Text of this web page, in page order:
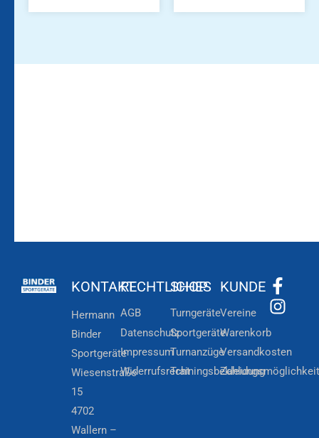
KONTAKT
Hermann
Binder
Sportgeräte
Wiesenstraße
15
4702
Wallern –
RECHTLICHES
AGB
Datenschutz
Impressum
Widerrufsrecht
SHOP
Turngeräte
Sportgeräte
Turnanzüge
Trainingsbekleidung
KUNDE
Vereine
Warenkorb
Versandkosten